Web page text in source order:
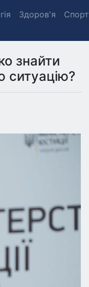
Здоров'я Спорт
знайти
ситуацію?